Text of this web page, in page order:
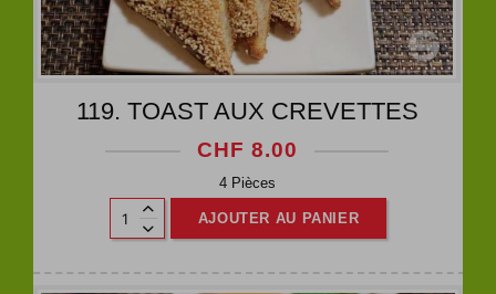
119. TOAST AUX CREVETTES
CHF 8.00
4 Pièces
AJOUTER AU PANIER